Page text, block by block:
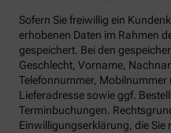
Sofern Sie freiwillig ein
erhobenen Daten im Rahmen
gespeichert. Bei den
Geschlecht, Vorname,
Telefonnummer,
Lieferadresse sowie ggf.
Terminbuchungen.
Einwilligungserklärung, die Sie